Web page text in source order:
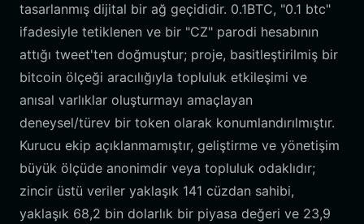
tasarlanmış dijital bir ağ geçididir. 0.1BTC, "0.1 btc"
ifadesiyle tetiklenen ve bir "CZ" parodi hesabının
attığı tweet'ten doğmuştur; proje, basitleştirilmiş bir
bitcoin ölçeği aracılığıyla topluluk etkileşimi ve
anısal varlıklar oluşturmayı amaçlayan
deneysel/türev bir token olarak konumlandırılmıştır.
Kurucu ekip açıklanmamıştır, geliştirme ve yönetişim
büyük ölçüde anonimdir veya topluluk odaklıdır;
zincir üstü veriler yaklaşık 141 cüzdan sahibi,
yaklaşık 68,2 bin dolarlık bir piyasa değeri ve 23,9